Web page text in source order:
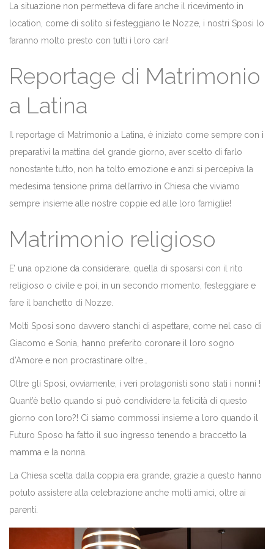
La situazione non permetteva di fare anche il ricevimento in
location, come di solito si festeggiano le Nozze, i nostri Sposi lo
faranno molto presto con tutti i loro cari!
Reportage di Matrimonio
a Latina
Il reportage di Matrimonio a Latina, è iniziato come sempre con i
preparativi la mattina del grande giorno, aver scelto di farlo
nonostante tutto, non ha tolto emozione e anzi si percepiva la
medesima tensione prima dell’arrivo in Chiesa che viviamo
sempre insieme alle nostre coppie ed alle loro famiglie!
Matrimonio religioso
E’ una opzione da considerare, quella di sposarsi con il rito
religioso o civile e poi, in un secondo momento, festeggiare e
fare il banchetto di Nozze.
Molti Sposi sono davvero stanchi di aspettare, come nel caso di
Giacomo e Sonia, hanno preferito coronare il loro sogno
d’Amore e non procrastinare oltre…
Oltre gli Sposi, ovviamente, i veri protagonisti sono stati i nonni !
Quant’è bello quando si può condividere la felicità di questo
giorno con loro?! Ci siamo commossi insieme a loro quando il
Futuro Sposo ha fatto il suo ingresso tenendo a braccetto la
mamma e la nonna.
La Chiesa scelta dalla coppia era grande, grazie a questo hanno
potuto assistere alla celebrazione anche molti amici, oltre ai
parenti.